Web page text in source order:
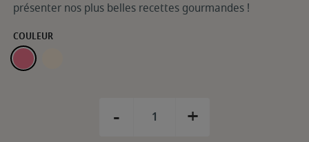
présenter nos plus belles recettes gourmandes !
COULEUR
ROSE CANDY
- +